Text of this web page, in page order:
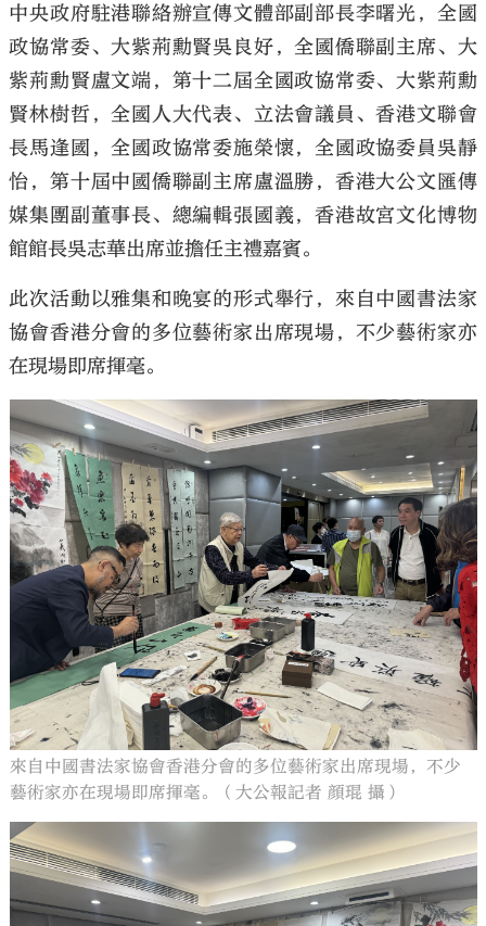
中央政府駐港聯絡辦宣傳文體部副部長李曙光，全國
政協常委、大紫荊勳賢吳良好，全國僑聯副主席、大
紫荊勳賢盧文端，第十二屆全國政協常委、大紫荊勳
賢林樹哲，全國人大代表、立法會議員、香港文聯會
長馬逢國，全國政協常委施榮懷，全國政協委員吳靜
怡，第十屆中國僑聯副主席盧溫勝，香港大公文匯傳
媒集團副董事長、總編輯張國義，香港故宮文化博物
館館長吳志華出席並擔任主禮嘉賓。
此次活動以雅集和晚宴的形式舉行，來自中國書法家
協會香港分會的多位藝術家出席現場，不少藝術家亦
在現場即席揮毫。
來自中國書法家協會香港分會的多位藝術家出席現場，不少
藝術家亦在現場即席揮毫。（大公報記者 顔琨 攝）